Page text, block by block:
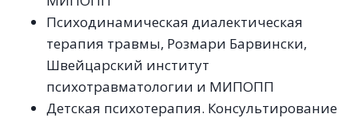
Психодинамическая диалектическая
терапия травмы, Розмари Барвински,
Швейцарский институт
психотравматологии и МИПОПП
Детская психотерапия. Консультирование